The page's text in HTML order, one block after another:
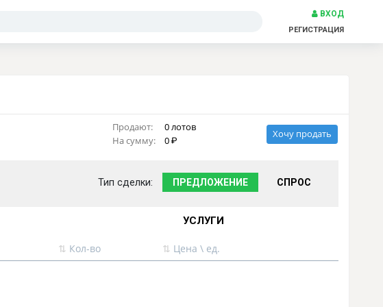
ВХОД
РЕГИСТРАЦИЯ
Продают:
0 лотов
На сумму:
0
Хочу продать
Тип сделки: ПРЕДЛОЖЕНИЕ СПРОС
УСЛУГИ
⇅ Кол-во ⇅ Цена \ ед.